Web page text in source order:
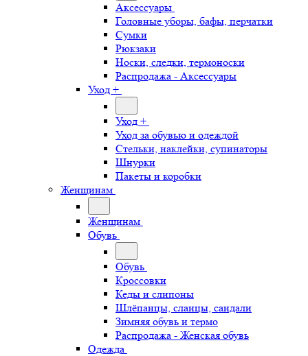
Аксессуары
Головные уборы, бафы, перчатки
Сумки
Рюкзаки
Носки, следки, термоноски
Распродажа - Аксессуары
Уход +
Уход +
Уход за обувью и одеждой
Стельки, наклейки, супинаторы
Шнурки
Пакеты и коробки
Женщинам
Женщинам
Обувь
Обувь
Кроссовки
Кеды и слипоны
Шлёпанцы, сланцы, сандали
Зимняя обувь и термо
Распродажа - Женская обувь
Одежда